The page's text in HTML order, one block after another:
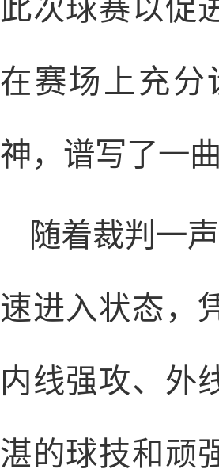
此次球赛以促
在赛场上充分
神，谱写了一
随着裁判一
速进入状态，
内线强攻、外
湛的球技和顽